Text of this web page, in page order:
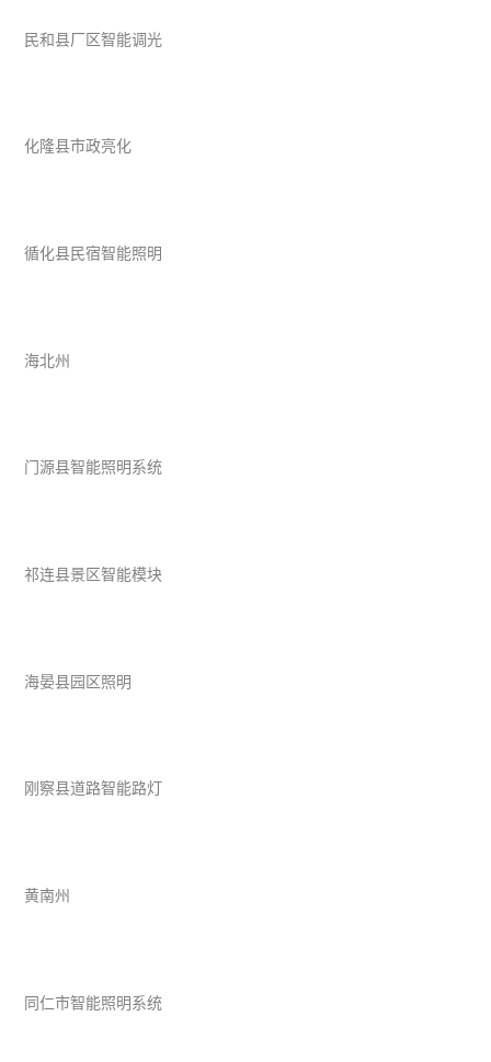
民和县厂区智能调光
化隆县市政亮化
循化县民宿智能照明
海北州
门源县智能照明系统
祁连县景区智能模块
海晏县园区照明
刚察县道路智能路灯
黄南州
同仁市智能照明系统